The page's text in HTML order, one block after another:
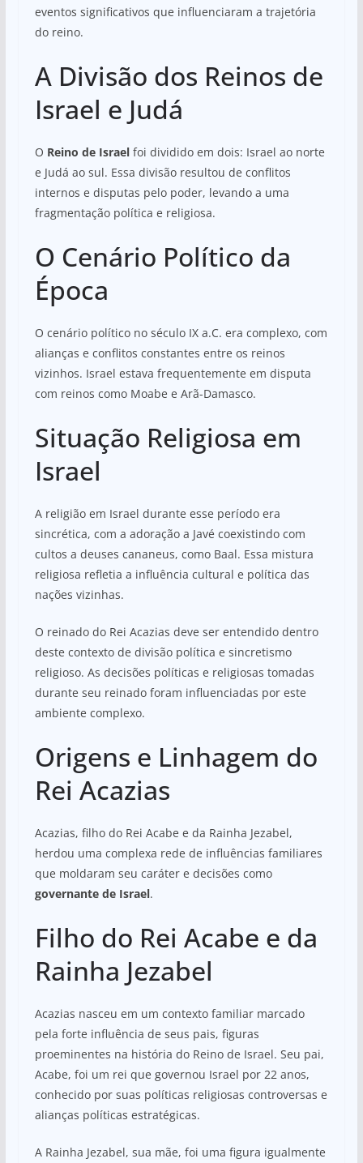
eventos significativos que influenciaram a trajetória
do reino.
A Divisão dos Reinos de
Israel e Judá
O Reino de Israelfoi dividido em dois: Israel ao norte
e Judá ao sul. Essa divisão resultou de conflitos
internos e disputas pelo poder, levando a uma
fragmentação política e religiosa.
O Cenário Político da
Época
O cenário político no século IX a.C. era complexo, com
alianças e conflitos constantes entre os reinos
vizinhos. Israel estava frequentemente em disputa
com reinos como Moabe e Arã-Damasco.
Situação Religiosa em
Israel
A religião em Israel durante esse período era
sincrética, com a adoração a Javé coexistindo com
cultos a deuses cananeus, como Baal. Essa mistura
religiosa refletia a influência cultural e política das
nações vizinhas.
O reinado do Rei Acazias deve ser entendido dentro
deste contexto de divisão política e sincretismo
religioso. As decisões políticas e religiosas tomadas
durante seu reinado foram influenciadas por este
ambiente complexo.
Origens e Linhagem do
Rei Acazias
Acazias, filho do Rei Acabe e da Rainha Jezabel,
herdou uma complexa rede de influências familiares
que moldaram seu caráter e decisões como
governante de Israel.
Filho do Rei Acabe e da
Rainha Jezabel
Acazias nasceu em um contexto familiar marcado
pela forte influência de seus pais, figuras
proeminentes na história do Reino de Israel. Seu pai,
Acabe, foi um rei que governou Israel por 22 anos,
conhecido por suas políticas religiosas controversas e
alianças políticas estratégicas.
A Rainha Jezabel, sua mãe, foi uma figura igualmente